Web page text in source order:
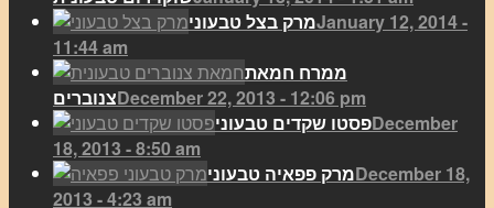
מרק בצל טבעוניJanuary 12, 2014 -
11:44 am
ממרח חמאת
צנובריםDecember 22, 2013 - 12:06 pm
פסטו שקדים טבעוניDecember
18, 2013 - 8:50 am
מרק פפאיה טבעוניDecember 18,
2013 - 4:23 am